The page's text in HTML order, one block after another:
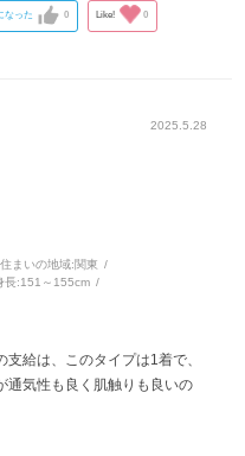
なった 0 Like! 0
2025.5.28
まいの地域:関東
長:151～155cm
給は、このタイプは1着で、
通気性も良く肌触りも良いの